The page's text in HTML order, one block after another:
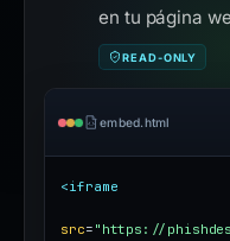
en tu página
READ-ONLY
embed.html
<iframe
src= "https://